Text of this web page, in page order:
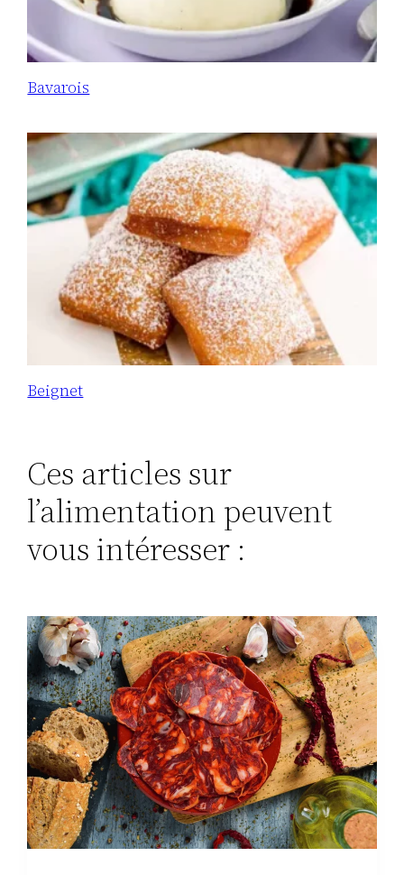
Bavarois
Beignet
Ces articles sur
l’alimentation peuvent
vous intéresser :